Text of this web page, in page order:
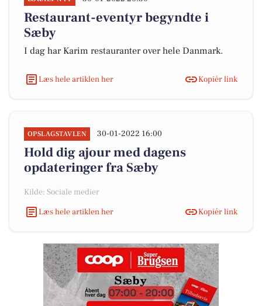
Restaurant-eventyr begyndte i
Sæby
I dag har Karim restauranter over hele Danmark.
Læs hele artiklen her Kopiér link
OPSLAGSTAVLEN 30-01-2022 16:00
Hold dig ajour med dagens
opdateringer fra Sæby
Kilde: Sociale medier
Læs hele artiklen her
Kopiér link